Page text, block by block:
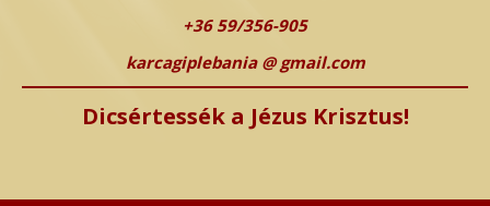
+36 59/356-905
karcagiplebania @ gmail.com
Dicsértessék a Jézus Krisztus!